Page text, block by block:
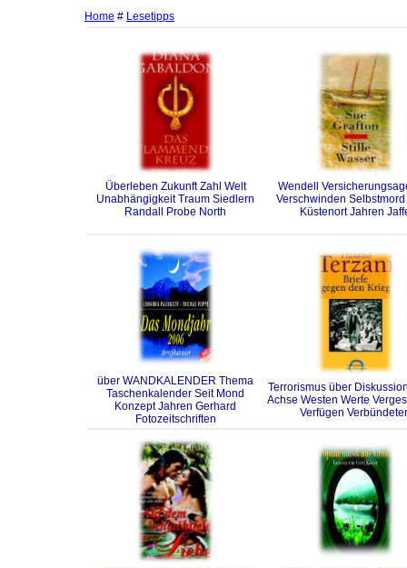
Home # Lesetipps
Überleben Zukunft Zahl Welt
Unabhängigkeit Traum Siedlern
Randall Probe North
Wendell
Verschwinden
Küstenort Jahren
über WANDKALENDER Thema
Taschenkalender Seit Mond
Konzept Jahren Gerhard
Fotozeitschriften
Terrorismus über
Achse Westen Werte
Verfügen